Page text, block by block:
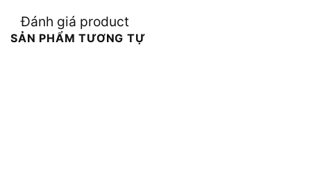
Đánh giá product
SẢN PHẨM TƯƠNG TỰ